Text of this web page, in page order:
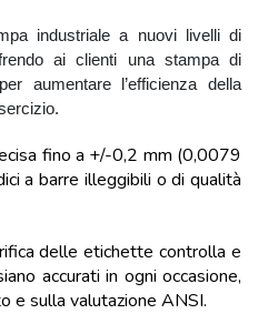
industriale a nuovi livelli di
ai clienti una stampa di
aumentare l’efficienza della
fino a +/-0,2 mm (0,0079
a barre illeggibili o di qualità
delle etichette controlla e
accurati in ogni occasione,
e sulla valutazione ANSI.